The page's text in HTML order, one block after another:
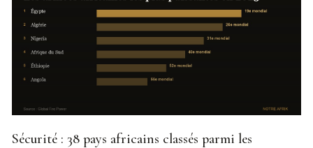
Sécurité : 38 pays africains classés parmi les